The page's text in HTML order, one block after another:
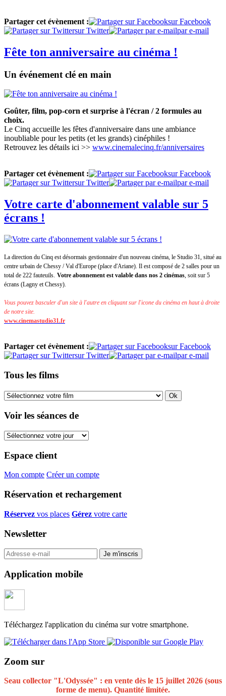
Partager cet évènement :
sur Facebook
sur Twitter
par e-mail
Fête ton anniversaire au cinéma !
Un événement clé en main
Goûter, film, pop-corn et surprise à l'écran / 2 formules au
choix.
Le Cinq accueille les fêtes d'anniversaire dans une ambiance
inoubliable pour les petits (et les grands) cinéphiles !
Retrouvez les détails ici >> www.cinemalecinq.fr/anniversaires
Partager cet évènement :
sur Facebook
sur Twitter
par e-mail
Votre carte d'abonnement valable sur 5
écrans !
La direction du Cinq est désormais gestionnaire d'un nouveau cinéma, le Studio 31, situé au
centre urbain de Chessy / Val d'Europe (place d'Ariane). Il est composé de 2 salles pour un
total de 222 fauteuils. Votre abonnement est valable dans nos 2 cinémas, soit sur 5
écrans (Lagny et Chessy).
Vous pouvez basculer d'un site à l'autre en cliquant sur l'icone du cinéma en haut à droite
de notre site.
www.cinemastudio31.fr
Partager cet évènement :
sur Facebook
sur Twitter
par e-mail
Tous les films
Voir les séances de
Espace client
Mon compte Créer un compte
Réservation et rechargement
Réservez vos places Gérez votre carte
Newsletter
Application mobile
Téléchargez l'application du cinéma sur votre smartphone.
Zoom sur
Seau collector "L'Odyssée" : en vente dès le 15 juillet 2026 (sous
forme de menu). Quantité limitée.